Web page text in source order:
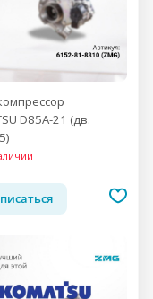
D85A-21 (дв.